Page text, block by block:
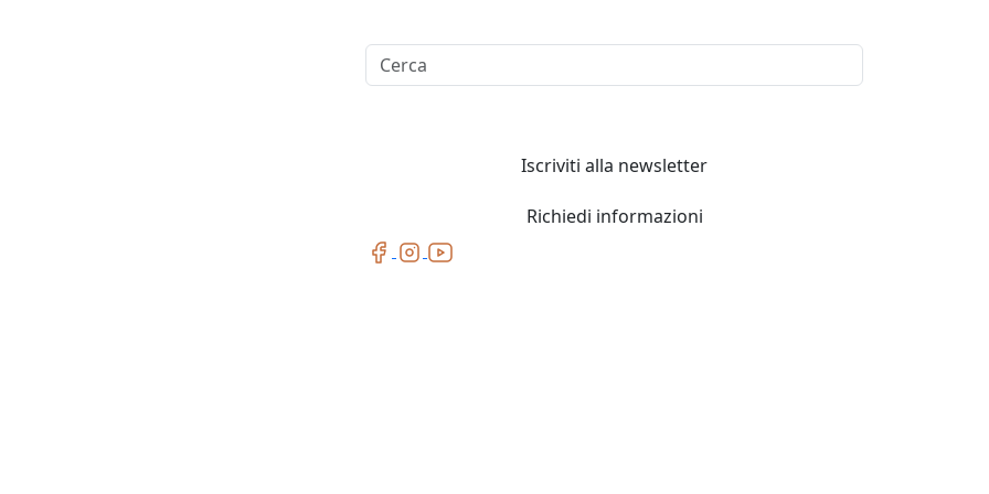
Cerca
Iscriviti alla newsletter
Richiedi informazioni